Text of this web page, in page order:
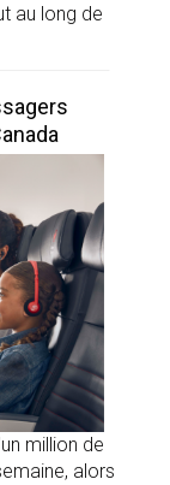
au long de
million de
alors